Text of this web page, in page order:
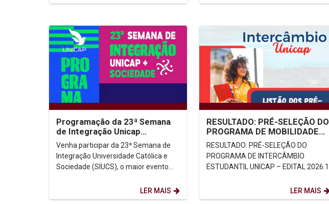
Programação da 23ª Semana
de Integração Unicap
Sociedade
Venha participar da 23ª Semana de
Integração Universidade Católica e
Sociedade (SIUCS), o maior evento
LER MAIS
RESULTADO: PRÉ-SELEÇÃO DO
PROGRAMA DE MOBILIDADE
ACADÊMICA/INTERCÂMBIO
ESTUDANTIL UNICAP –
EDITAL...
RESULTADO: PRÉ-SELEÇÃO DO
PROGRAMA DE INTERCÂMBIO
ESTUDANTIL UNICAP – EDITAL 2026.1
LER MAIS